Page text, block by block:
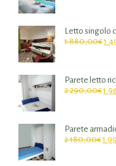
Letto singolo
1.880,00€
Parete letto
2.290,00€
Parete
2.180,00€